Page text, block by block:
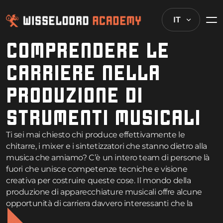
IT
COMPRENDERE LE
CARRIERE NELLA
PRODUZIONE DI
STRUMENTI MUSICALI
Ti sei mai chiesto chi produce effettivamente le
chitarre, i mixer e i sintetizzatori che stanno dietro alla
musica che amiamo? C’è un intero team di persone là
fuori che unisce competenze tecniche e visione
creativa per costruire queste cose. Il mondo della
produzione di apparecchiature musicali offre alcune
opportunità di carriera davvero interessanti che la
maggior parte delle persone non sa nemmeno che